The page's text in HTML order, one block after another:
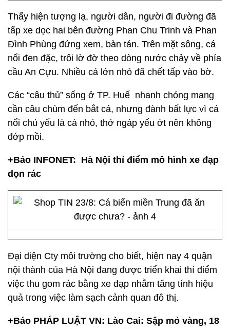
Thấy hiện tượng lạ, người dân, người đi đường đã
tấp xe dọc hai bên đường Phan Chu Trinh và Phan
Đình Phùng đứng xem, bàn tán. Trên mặt sông, cá
nổi đen đặc, trôi lờ đờ theo dòng nước chảy về phía
cầu An Cựu. Nhiều cá lớn nhỏ đã chết tấp vào bờ.
Các “câu thủ” sống ở TP. Huế nhanh chóng mang
cần câu chùm đến bắt cá, nhưng đành bất lực vì cá
nổi chủ yếu là cá nhỏ, thở ngáp yếu ớt nên không
đớp mồi.
+Báo INFONET: Hà Nội thí điểm mô hình xe đạp
dọn rác
Đại diện Cty môi trường cho biết, hiện nay 4 quận
nội thành của Hà Nội đang được triển khai thí điểm
việc thu gom rác bằng xe đạp nhằm tăng tính hiệu
quả trong việc làm sạch cảnh quan đô thị.
+Báo PHÁP LUẬT VN: Lào Cai: Sập mỏ vàng, 18